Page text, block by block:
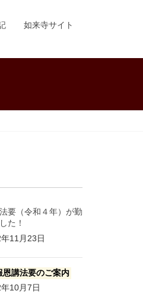
如来寺サイト
要（令和４年）が勤
た！
11月23日
恩講法要のご案内
10月7日